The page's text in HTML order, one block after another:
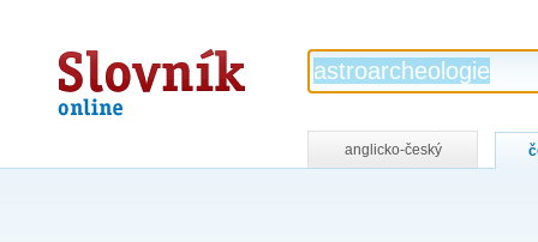
Slovník
online
anglicko-český